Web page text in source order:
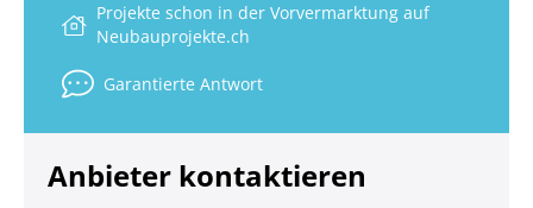
Projekte schon in der Vorvermarktung auf
Neubauprojekte.ch
Garantierte Antwort
Anbieter kontaktieren